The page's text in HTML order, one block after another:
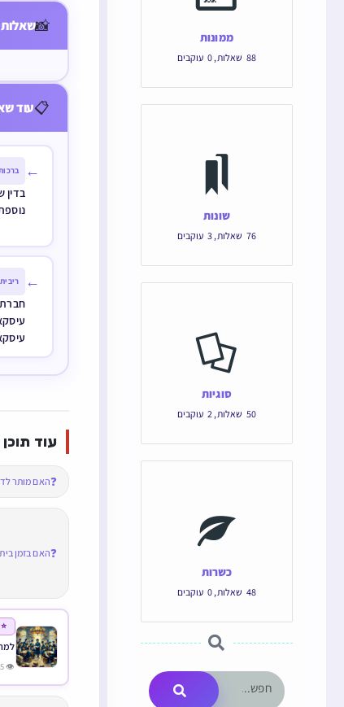
📸שאלות
אחד
📋עוד
←
בדין
← ריבית
עוד
❓האם מותר
❓האם בזמן
👁 755
ממונות
88 שאלות,
0 עוקבים
שונות
76 שאלות,
3 עוקבים
סוגיות
50 שאלות,
2 עוקבים
כשרות
48 שאלות,
0 עוקבים